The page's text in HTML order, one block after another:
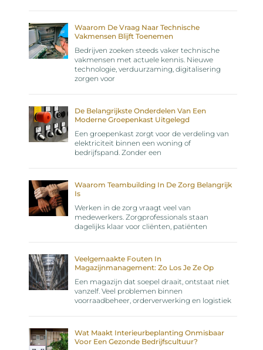
Waarom De Vraag Naar Technische
Vakmensen Blijft Toenemen
Bedrijven zoeken steeds vaker technische
vakmensen met actuele kennis. Nieuwe
technologie, verduurzaming, digitalisering
zorgen voor
De Belangrijkste Onderdelen Van Een
Moderne Groepenkast Uitgelegd
Een groepenkast zorgt voor de verdeling van
elektriciteit binnen een woning of
bedrijfspand. Zonder een
Waarom Teambuilding In De Zorg Belangrijk
Is
Werken in de zorg vraagt veel van
medewerkers. Zorgprofessionals staan
dagelijks klaar voor cliënten, patiënten
Veelgemaakte Fouten In
Magazijnmanagement: Zo Los Je Ze Op
Een magazijn dat soepel draait, ontstaat niet
vanzelf. Veel problemen binnen
voorraadbeheer, orderverwerking en logistiek
Wat Maakt Interieurbeplanting Onmisbaar
Voor Een Gezonde Bedrijfscultuur?